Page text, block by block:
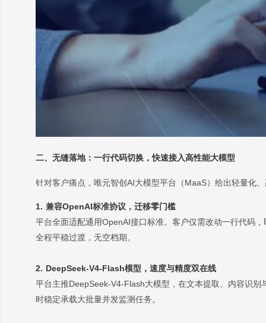
二、无缝落地：一行代码切换，快速接入高性能大模型
针对客户痛点，唯元智创AI大模型平台（MaaS）给出轻量化
1. 兼容OpenAI标准协议，迁移零门槛
平台全面适配通用OpenAI接口标准。客户仅需改动一行代码
全程平稳过渡，无空档期。
2. DeepSeek-V4-Flash模型，速度与精度双在线
平台主推DeepSeek-V4-Flash大模型，在文本提取、内容识
时稳定承载大批量并发监测任务。